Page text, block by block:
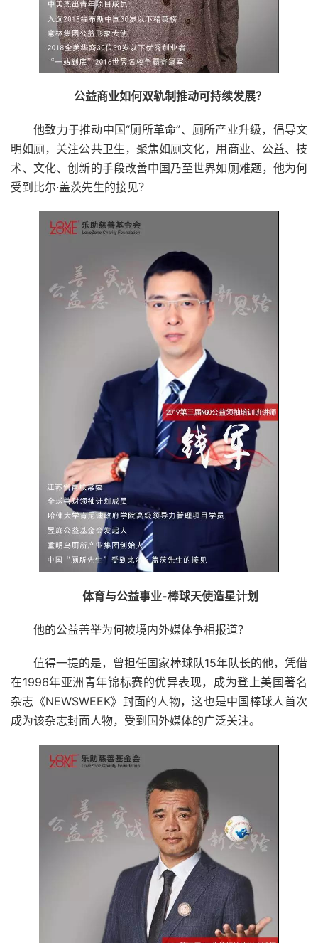
公益商业如何双轨制推动可持续发展？
他致力于推动中国“厕所革命”、厕所产业升级，倡导文
明如厕，关注公共卫生，聚焦如厕文化，用商业、公益、技
术、文化、创新的手段改善中国乃至世界如厕难题，他为何
受到比尔·盖茨先生的接见？
体育与公益事业-棒球天使造星计划
他的公益善举为何被境内外媒体争相报道？
值得一提的是，曾担任国家棒球队15年队长的他，凭借
在1996年亚洲青年锦标赛的优异表现，成为登上美国著名
杂志《NEWSWEEK》封面的人物，这也是中国棒球人首次
成为该杂志封面人物，受到国外媒体的广泛关注。